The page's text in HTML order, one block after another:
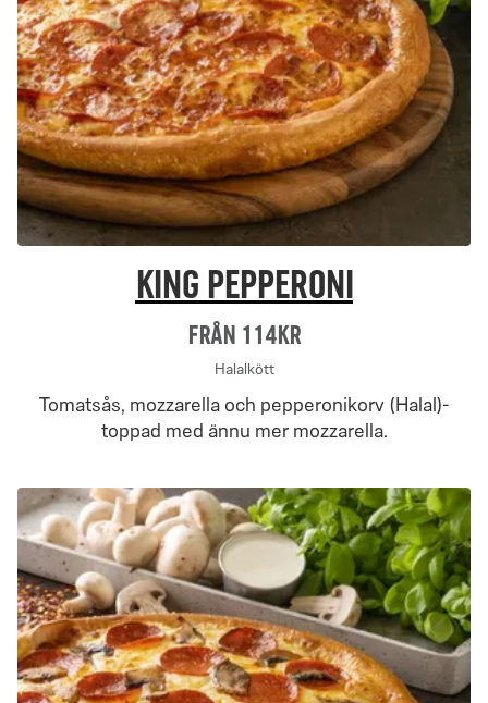
King pepperoni
Från 114Kr
Halalkött
Tomatsås, mozzarella och pepperonikorv (Halal)-
toppad med ännu mer mozzarella.